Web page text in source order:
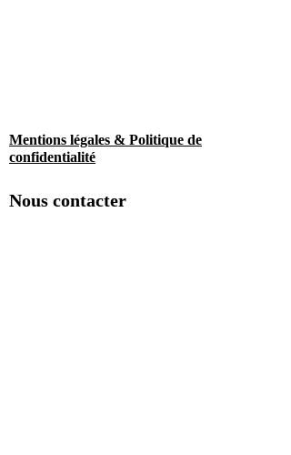
Mentions légales & Politique de
confidentialité
Nous contacter